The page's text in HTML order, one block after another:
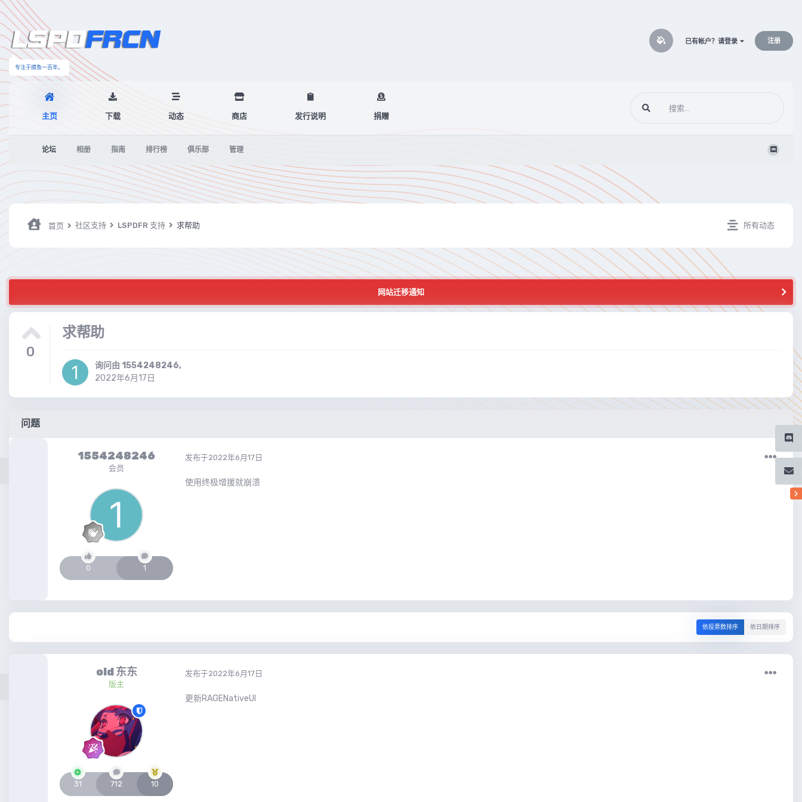
专注于摸鱼一百年。
已有帐户？请登录 注册
主页
论坛 相册 指南 排行榜 俱乐部 管理
下载 动态 商店 发行说明 捐赠
所有动态
首页 社区支持 LSPDFR 支持 求帮助
网站迁移通知
0
求帮助
询问由 1554248246,
2022年6月17日
问题
1554248246
会员
0 1
发布于2022年6月17日
使用终极增援就崩溃
依投票数排序 依日期排序
old 东东
版主
31 712 10
发布于2022年6月17日
更新RAGENativeUI